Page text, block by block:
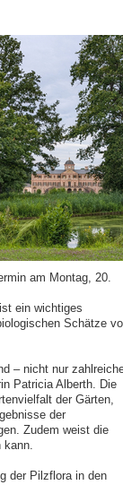
am Montag, 20.
ein wichtiges
Schätze
– nicht nur
Patricia Alberth. Die
der Gärten,
der
Zudem weist die
kann.
der Pilzflora in den